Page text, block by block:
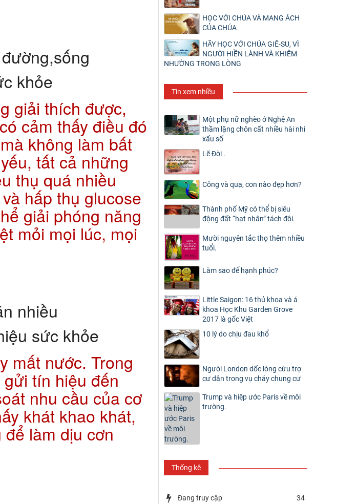
giải thích được,
cảm thấy điều đó
không làm bất
tất cả những
thụ quá nhiều
hấp thụ glucose
giải phóng năng
mỏi mọi lúc, mọi
mất nước. Trong
tín hiệu đến
nhu cầu của cơ
khát khao khát,
làm dịu cơn
HỌC VỚI CHÚA VÀ MANG ÁCH
CỦA CHÚA
HÃY HỌC VỚI CHÚA GIÊ-SU, VÌ
NGƯỜI HIỀN LÀNH VÀ KHIÊM
NHƯỜNG TRONG LÒNG
Tin xem nhiều
Một phụ nữ nghèo ở Nghệ An
thầm lặng chôn cất nhiều hài nhi
xấu số
Lẽ Đời .
Công và quạ, con nào đẹp hơn?
Thành phố Mỹ có thể bị siêu
động đất “hạt nhân” tách đôi.
Mười nguyên tắc thọ thêm nhiều
tuổi.
Làm sao để hạnh phúc?
Little Saigon: 16 thủ khoa và á
khoa Học Khu Garden Grove
2017 là gốc Việt
10 lý do chịu đau khổ
Người London dốc lòng cứu trợ
cư dân trong vụ cháy chung cư
Trump và hiệp ước Paris về môi
trường.
Thống kê
Đang truy cập 34